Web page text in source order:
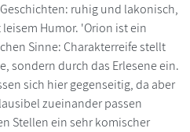
ruhig und lakonisch,
Humor. 'Orion ist ein
Sinne: Charakterreife stellt
sondern durch das Erlesene ein.
sich hier gegenseitig, da aber
zueinander passen
Stellen ein sehr komischer